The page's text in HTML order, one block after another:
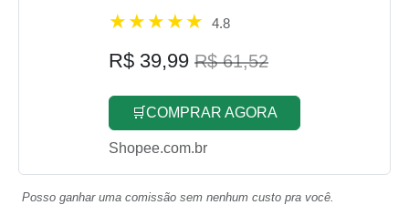
4.8
R$ 39,99 R$ 61,52
🛒COMPRAR AGORA
Shopee.com.br
Posso ganhar uma comissão sem nenhum custo pra você.